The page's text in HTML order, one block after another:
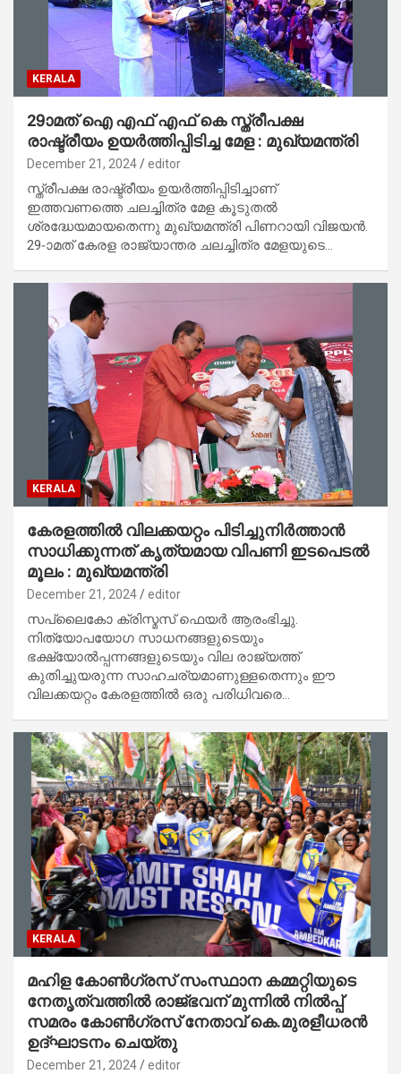
KERALA
29ാമത് ഐ എഫ് എഫ് കെ സ്ത്രീപക്ഷ
രാഷ്ട്രീയം ഉയർത്തിപ്പിടിച്ച മേള : മുഖ്യമന്ത്രി
December 21, 2024 editor
സ്ത്രീപക്ഷ രാഷ്ട്രീയം ഉയർത്തിപ്പിടിച്ചാണ്
ഇത്തവണത്തെ ചലച്ചിത്ര മേള കൂടുതൽ
ശ്രദ്ധേയമായതെന്നു മുഖ്യമന്ത്രി പിണറായി വിജയൻ.
29-ാമത് കേരള രാജ്യാന്തര ചലച്ചിത്ര മേളയുടെ…
KERALA
കേരളത്തിൽ വിലക്കയറ്റം പിടിച്ചുനിർത്താൻ
സാധിക്കുന്നത് കൃത്യമായ വിപണി ഇടപെടൽ
മൂലം : മുഖ്യമന്ത്രി
December 21, 2024 editor
സപ്ലൈകോ ക്രിസ്മസ് ഫെയർ ആരംഭിച്ചു.
നിത്യോപയോഗ സാധനങ്ങളുടെയും
ഭക്ഷ്യോൽപ്പന്നങ്ങളുടെയും വില രാജ്യത്ത്
കുതിച്ചുയരുന്ന സാഹചര്യമാണുള്ളതെന്നും ഈ
വിലക്കയറ്റം കേരളത്തിൽ ഒരു പരിധിവരെ…
KERALA
മഹിള കോൺഗ്രസ് സംസ്ഥാന കമ്മറ്റിയുടെ
നേതൃത്വത്തിൽ രാജ്ഭവന് മുന്നിൽ നിൽപ്പ്
സമരം കോൺഗ്രസ് നേതാവ് കെ.മുരളീധരൻ
ഉദ്ഘാടനം ചെയ്തു
December 21, 2024 editor